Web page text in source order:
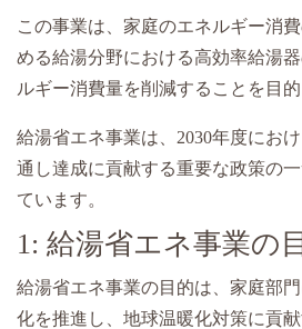
この事業は、家庭のエネルギー消
める給湯分野における高効率給湯
ルギー消費量を削減することを目的
給湯省エネ事業は、2030年度にお
通し達成に貢献する重要な政策の
ています。
1: 給湯省エネ事業の
給湯省エネ事業の目的は、家庭部
化を推進し、地球温暖化対策に貢献